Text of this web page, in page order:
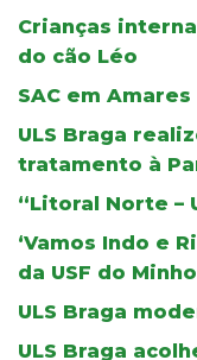
Crianças
do cão Léo
SAC em
ULS Braga
tratamento à
“Litoral Norte –
‘Vamos Indo e
da USF do Minho
ULS Braga
ULS Braga